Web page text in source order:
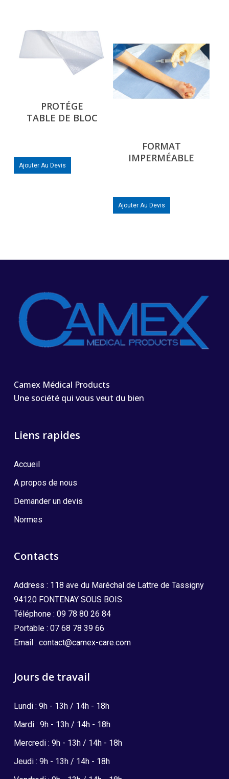
PROTÉGE
TABLE DE BLOC
Ajouter Au Devis
FORMAT
IMPERMÉABLE
Ajouter Au Devis
Camex Médical Products
Une société qui vous veut du bien
Liens rapides
Accueil
A propos de nous
Demander un devis
Normes
Contacts
Address : 118 ave du Maréchal de Lattre de Tassigny
94120 FONTENAY SOUS BOIS
Téléphone : 09 78 80 26 84
Portable : 07 68 78 39 66
Email : contact@camex-care.com
Jours de travail
Lundi : 9h - 13h / 14h - 18h
Mardi : 9h - 13h / 14h - 18h
Mercredi : 9h - 13h / 14h - 18h
Jeudi : 9h - 13h / 14h - 18h